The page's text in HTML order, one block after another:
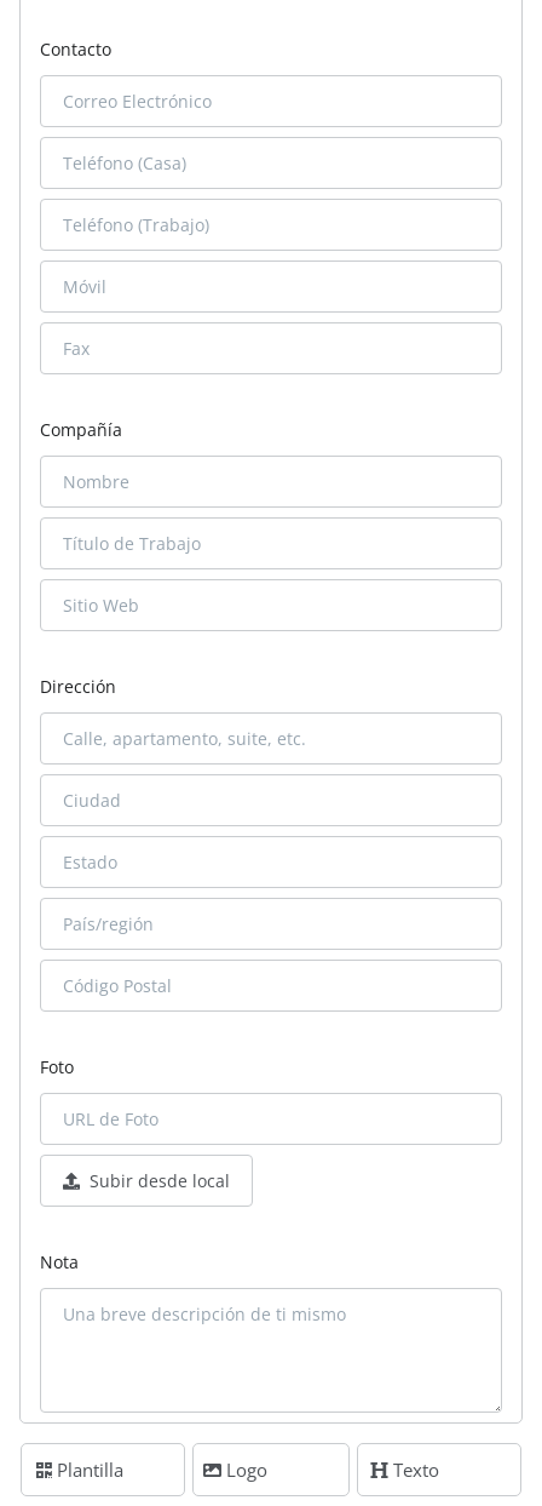
Contacto
Compañía
Dirección
Foto
Subir desde local
Nota
Plantilla Logo Texto